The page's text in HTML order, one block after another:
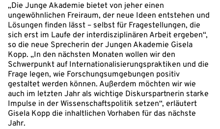
„Die Junge Akademie bietet von jeher einen
ungewöhnlichen Freiraum, der neue Ideen entstehen und
Lösungen finden lässt – selbst für Fragestellungen, die
sich erst im Laufe der interdisziplinären Arbeit ergeben“,
so die neue Sprecherin der Jungen Akademie Gisela
Kopp. „In den nächsten Monaten wollen wir den
Schwerpunkt auf Internationalisierungspraktiken und die
Frage legen, wie Forschungsumgebungen positiv
gestaltet werden können. Außerdem möchten wir wie
auch im letzten Jahr als wichtige Diskurspartnerin starke
Impulse in der Wissenschaftspolitik setzen“, erläutert
Gisela Kopp die inhaltlichen Vorhaben für das nächste
Jahr.